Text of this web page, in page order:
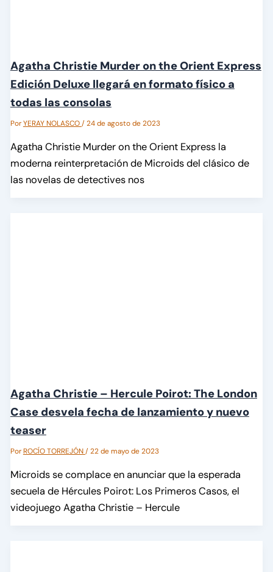
Agatha Christie Murder on the Orient Express
Edición Deluxe llegará en formato físico a
todas las consolas
PorYERAY NOLASCO/24 de agosto de 2023
Agatha Christie Murder on the Orient Express la
moderna reinterpretación de Microids del clásico de
las novelas de detectives nos
Agatha Christie – Hercule Poirot: The London
Case desvela fecha de lanzamiento y nuevo
teaser
PorROCÍO TORREJÓN/22 de mayo de 2023
Microids se complace en anunciar que la esperada
secuela de Hércules Poirot: Los Primeros Casos, el
videojuego Agatha Christie – Hercule